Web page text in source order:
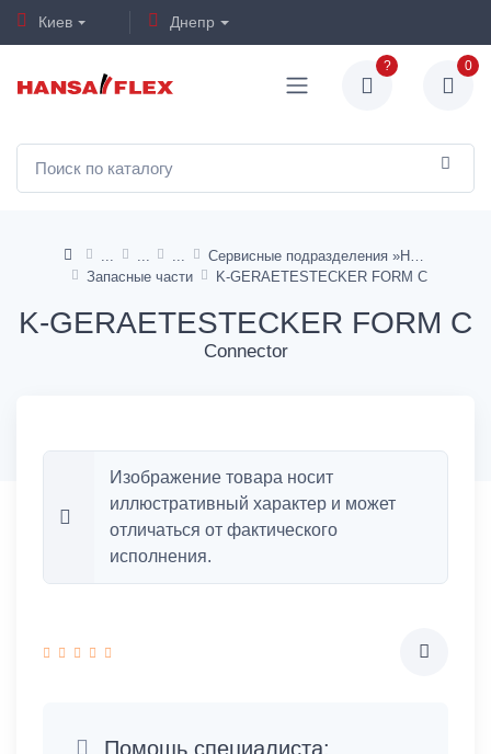
Киев Днепр
? 0
Сервисные подразделения »HANSA«
Запасные части
K-GERAETESTECKER FORM C
K-GERAETESTECKER FORM C
Connector
Изображение товара носит
иллюстративный характер и может
отличаться от фактического
исполнения.
Помощь специалиста: